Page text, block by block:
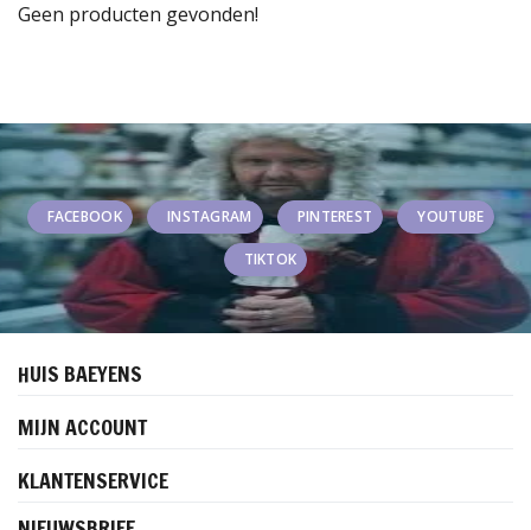
Geen producten gevonden!
FACEBOOK INSTAGRAM PINTEREST YOUTUBE
TIKTOK
HUIS BAEYENS
MIJN ACCOUNT
KLANTENSERVICE